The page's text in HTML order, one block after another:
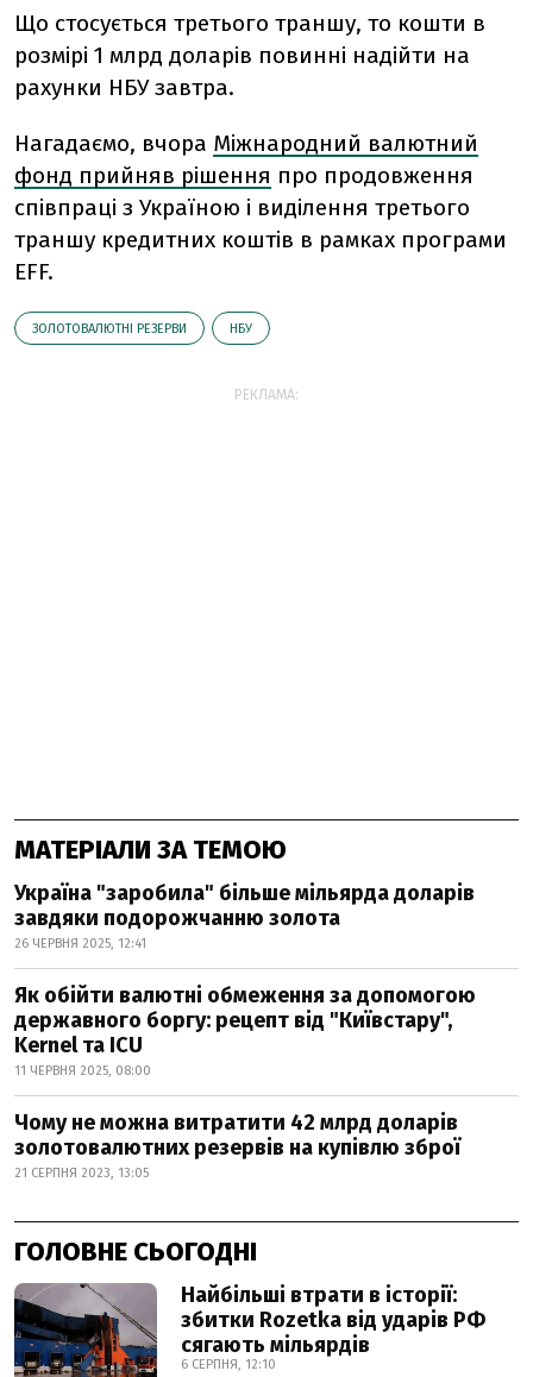
Що стосується третього траншу, то кошти в
розмірі 1 млрд доларів повинні надійти на
рахунки НБУ завтра.
Нагадаємо, вчора Міжнародний валютний
фонд прийняв рішення про продовження
співпраці з Україною і виділення третього
траншу кредитних коштів в рамках програми
EFF.
ЗОЛОТОВАЛЮТНІ РЕЗЕРВИ НБУ
РЕКЛАМА:
МАТЕРІАЛИ ЗА ТЕМОЮ
Україна "заробила" більше мільярда доларів
завдяки подорожчанню золота
26 ЧЕРВНЯ 2025, 12:41
Як обійти валютні обмеження за допомогою
державного боргу: рецепт від "Київстару",
Kernel та ICU
11 ЧЕРВНЯ 2025, 08:00
Чому не можна витратити 42 млрд доларів
золотовалютних резервів на купівлю зброї
21 СЕРПНЯ 2023, 13:05
ГОЛОВНЕ СЬОГОДНІ
Найбільші втрати в історії:
збитки Rozetka від ударів РФ
сягають мільярдів
6 СЕРПНЯ, 12:10